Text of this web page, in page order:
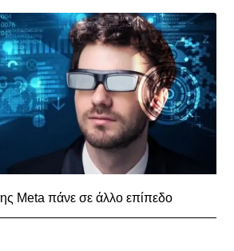
Meta πάνε σε άλλο επίπεδο